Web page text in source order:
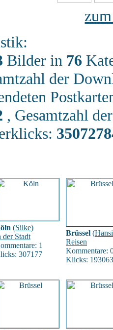
Bilder in 76
der
, Gesamtzahl
(Silke)
der Stadt
1
307177
Brüssel (
Reisen
Kommentare:
Klicks: 193063